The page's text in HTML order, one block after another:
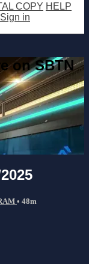
COPY HELP
Sign in
on SBTN
• 48m